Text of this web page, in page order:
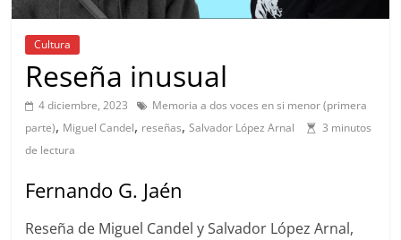
Cultura
Reseña inusual
4 diciembre, 2023
Memoria a dos voces en si menor (primera
parte), Miguel Candel, reseñas,Salvador López Arnal
3 minutos
de lectura
Fernando G. Jaén
Reseña de Miguel Candel y Salvador López Arnal,